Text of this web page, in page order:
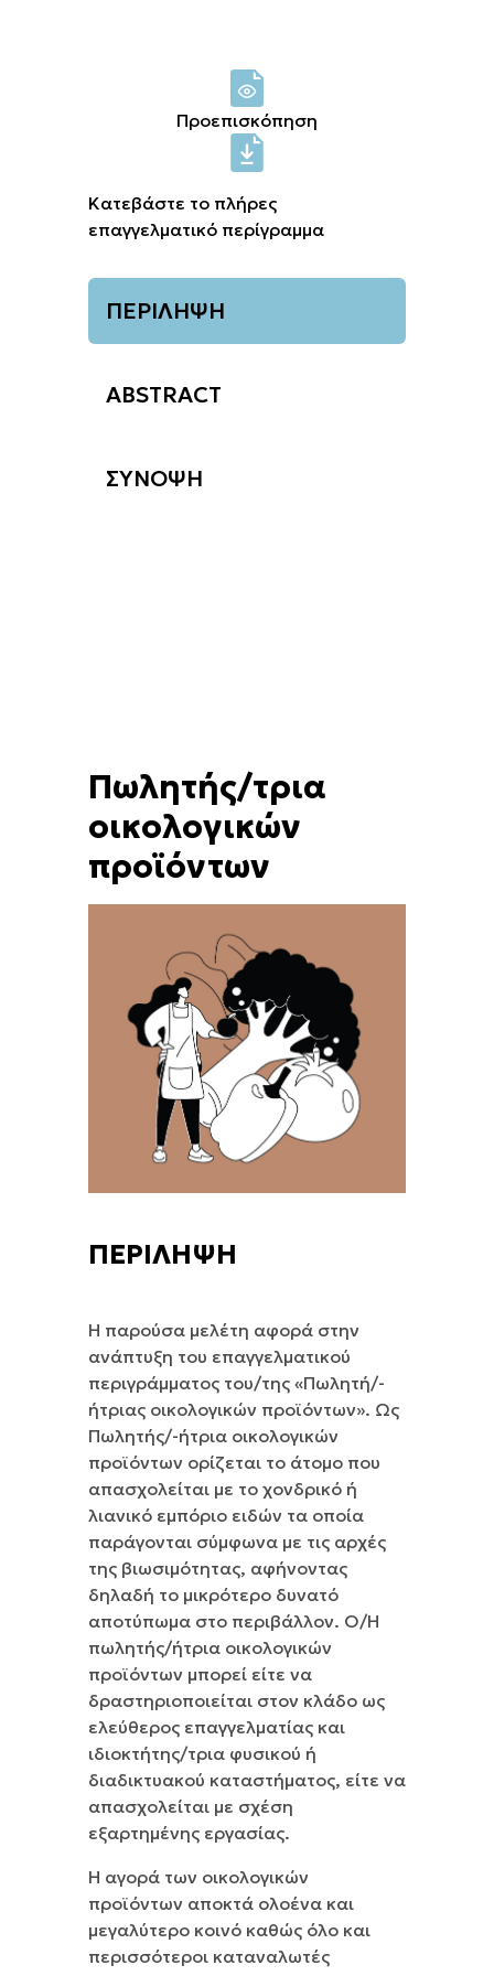
Προεπισκόπηση
Κατεβάστε το πλήρες
επαγγελματικό περίγραμμα
ΠΕΡΙΛΗΨΗ
ABSTRACT
ΣΥΝΟΨΗ
Πωλητής/τρια
οικολογικών
προϊόντων
ΠΕΡΙΛΗΨΗ
Η παρούσα μελέτη αφορά στην
ανάπτυξη του επαγγελματικού
περιγράμματος του/της «Πωλητή/-
ήτριας οικολογικών προϊόντων». Ως
Πωλητής/-ήτρια οικολογικών
προϊόντων ορίζεται το άτομο που
απασχολείται με το χονδρικό ή
λιανικό εμπόριο ειδών τα οποία
παράγονται σύμφωνα με τις αρχές
της βιωσιμότητας, αφήνοντας
δηλαδή το μικρότερο δυνατό
αποτύπωμα στο περιβάλλον. Ο/Η
πωλητής/ήτρια οικολογικών
προϊόντων μπορεί είτε να
δραστηριοποιείται στον κλάδο ως
ελεύθερος επαγγελματίας και
ιδιοκτήτης/τρια φυσικού ή
διαδικτυακού καταστήματος, είτε να
απασχολείται με σχέση
εξαρτημένης εργασίας.
Η αγορά των οικολογικών
προϊόντων αποκτά ολοένα και
μεγαλύτερο κοινό καθώς όλο και
περισσότεροι καταναλωτές